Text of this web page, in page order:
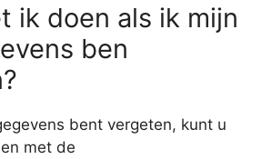
ik doen als ik mijn
ben
bent vergeten, kunt u
met de